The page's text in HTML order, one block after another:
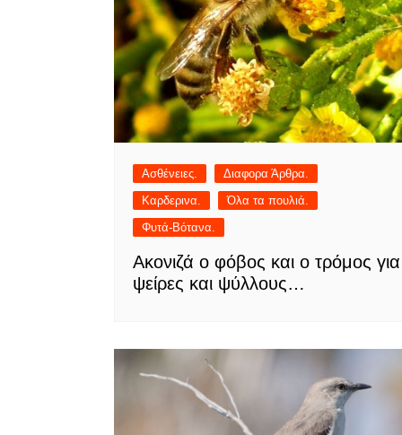
Ασθένειες.
Διαφορα Άρθρα.
Καρδερινα.
Όλα τα πουλιά.
Φυτά-Βότανα.
Ακονιζά ο φόβος και ο τρόμος για
ψείρες και ψύλλους…